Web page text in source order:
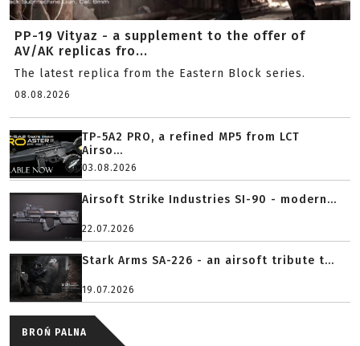
PP-19 Vityaz - a supplement to the offer of
AV/AK replicas fro...
The latest replica from the Eastern Block series.
08.08.2026
TP-5A2 PRO, a refined MP5 from LCT
Airso...
03.08.2026
Airsoft Strike Industries SI-90 - modern...
22.07.2026
Stark Arms SA-226 - an airsoft tribute t...
19.07.2026
BROŃ PALNA